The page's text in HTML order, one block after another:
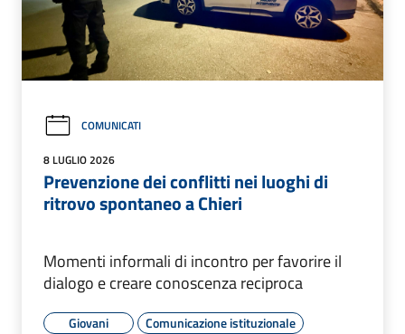
COMUNICATI
8 LUGLIO 2026
Prevenzione dei conflitti nei luoghi di
ritrovo spontaneo a Chieri
Momenti informali di incontro per favorire il
dialogo e creare conoscenza reciproca
Giovani
Comunicazione istituzionale